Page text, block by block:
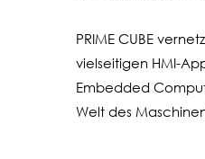
PRIME CUBE
vielseitigen HMI-
Embedded
Welt des